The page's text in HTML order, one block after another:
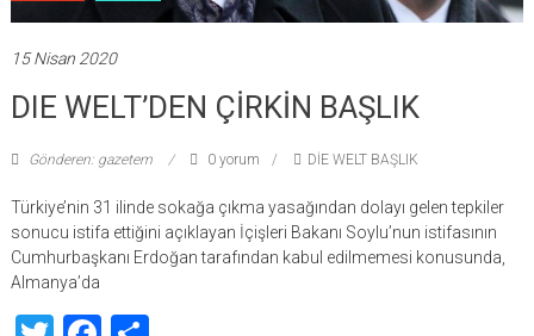
15 Nisan 2020
DIE WELT’DEN ÇİRKİN BAŞLIK
Gönderen: gazetem 0 yorum DİE WELT BAŞLIK
Türkiye’nin 31 ilinde sokağa çıkma yasağından dolayı gelen tepkiler
sonucu istifa ettiğini açıklayan İçişleri Bakanı Soylu’nun istifasının
Cumhurbaşkanı Erdoğan tarafından kabul edilmemesi konusunda,
Almanya’da